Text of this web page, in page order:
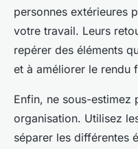
personnes extérieures
votre travail. Leurs
repérer des éléments
et à améliorer le rendu
Enfin, ne sous-estimez
organisation. Utilisez
séparer les différentes